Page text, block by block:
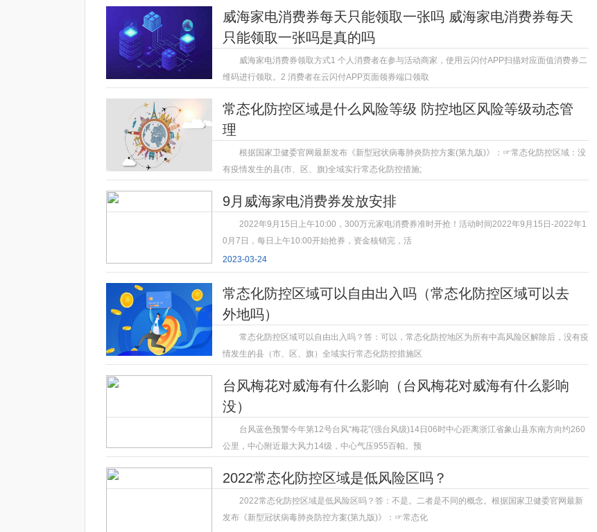
威海家电消费券每天只能领取一张吗 威海家电消费券每天
只能领取一张吗是真的吗
威海家电消费券领取方式1 个人消费者在参与活动商家，使用云闪付APP扫描对应面值消费券二
维码进行领取。2 消费者在云闪付APP页面领券端口领取
常态化防控区域是什么风险等级 防控地区风险等级动态管
理
根据国家卫健委官网最新发布《新型冠状病毒肺炎防控方案(第九版)》：☞常态化防控区域：没
有疫情发生的县(市、区、旗)全域实行常态化防控措施;
9月威海家电消费券发放安排
2022年9月15日上午10:00，300万元家电消费券准时开抢！活动时间2022年9月15日-2022年1
0月7日，每日上午10:00开始抢券，资金核销完，活
2023-03-24
常态化防控区域可以自由出入吗（常态化防控区域可以去
外地吗）
常态化防控区域可以自由出入吗？答：可以，常态化防控地区为所有中高风险区解除后，没有疫
情发生的县（市、区、旗）全域实行常态化防控措施区
台风梅花对威海有什么影响（台风梅花对威海有什么影响
没）
台风蓝色预警今年第12号台风“梅花”(强台风级)14日06时中心距离浙江省象山县东南方向约260
公里，中心附近最大风力14级，中心气压955百帕。预
2022常态化​防控区域是低风​险区吗？
2022常态化防控区域是低风险区吗？答：不是。二者是不同的概念。根据国家卫健委官网最新
发布《新型冠状病毒肺炎防控方案(第九版)》：☞常态化